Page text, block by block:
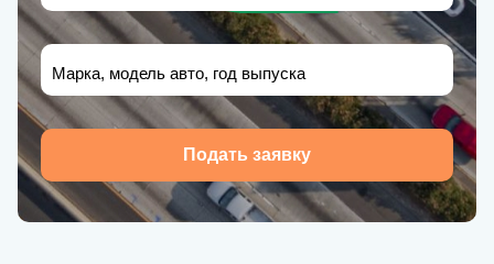
Марка, модель авто, год выпуска
Подать заявку